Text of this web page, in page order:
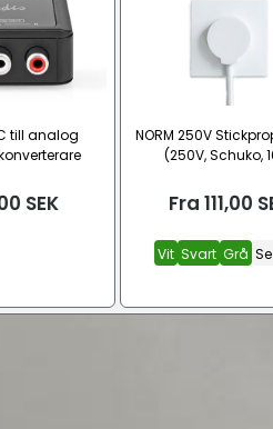
till analog
SEK
NORM 250V
(250V, Schuko,
Fra 111,00
Vit Svart Grå